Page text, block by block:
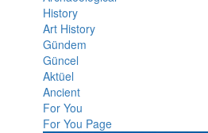
History
Art History
Gündem
Güncel
Aktüel
Ancient
For You
For You Page